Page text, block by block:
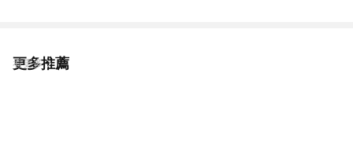
更多推薦
看更多